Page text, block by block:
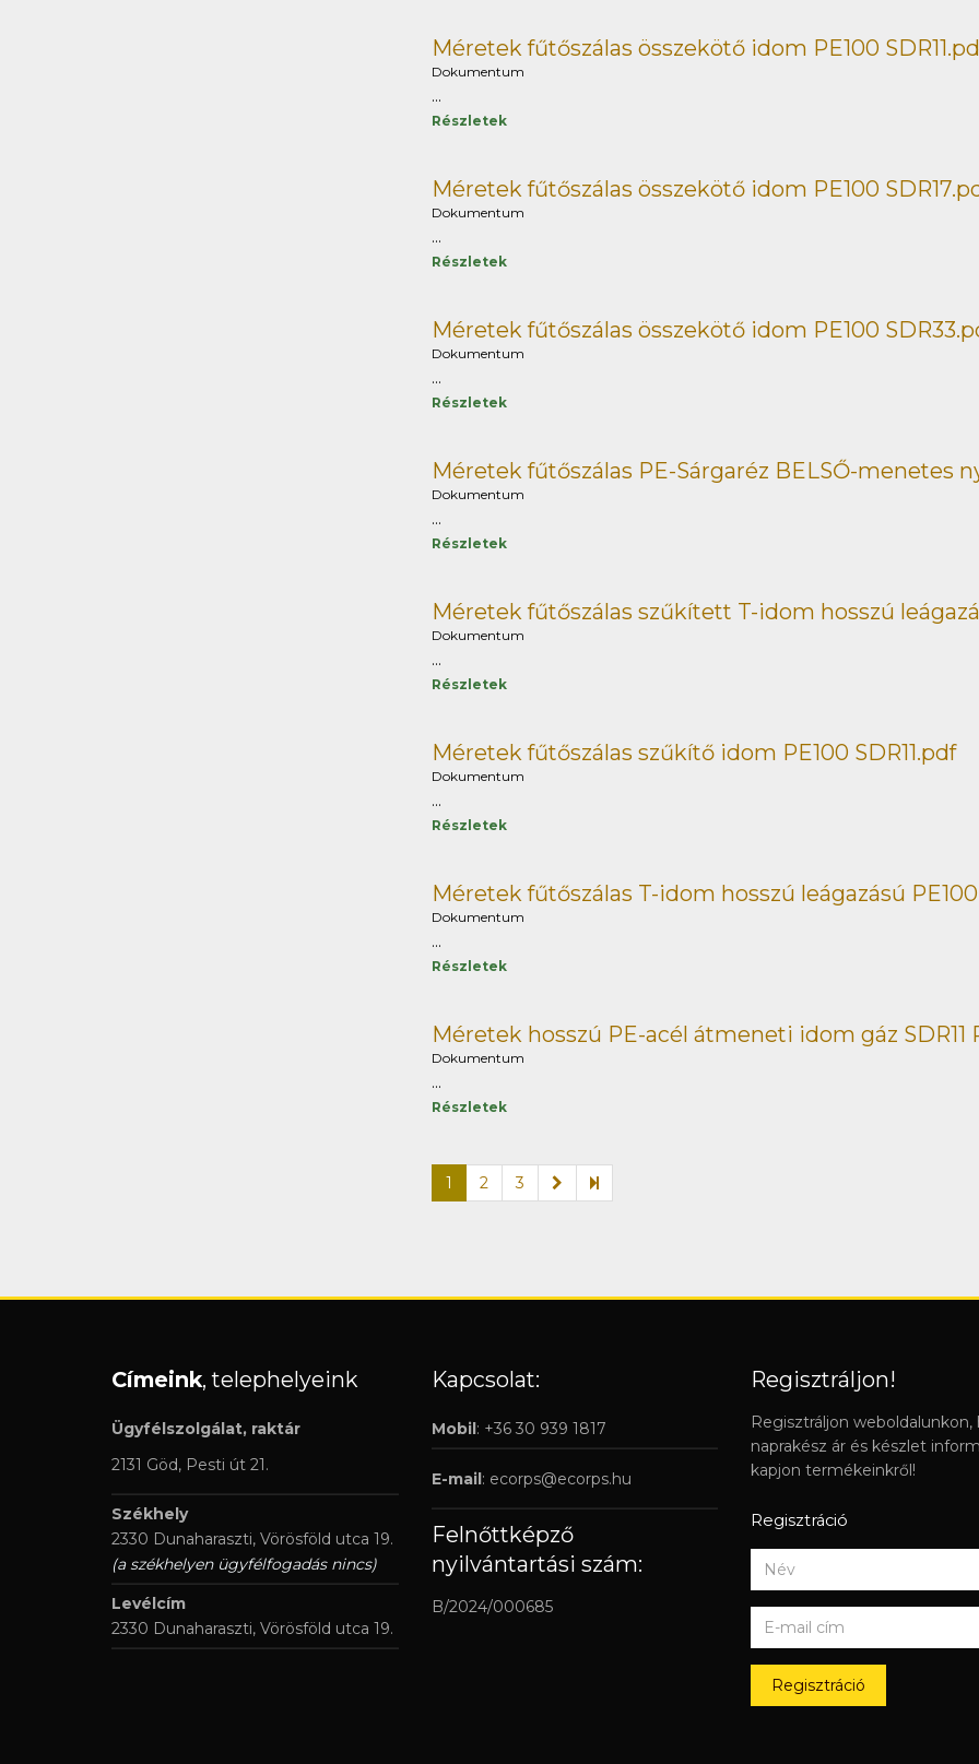
Méretek fűtőszálas összekötő idom PE100
Dokumentum
...
Részletek
Méretek fűtőszálas összekötő idom PE100
Dokumentum
...
Részletek
Méretek fűtőszálas összekötő idom PE100
Dokumentum
...
Részletek
Méretek fűtőszálas PE-Sárgaréz BELSŐ-menetes
Dokumentum
...
Részletek
Méretek fűtőszálas szűkített T-idom hosszú
Dokumentum
...
Részletek
Méretek fűtőszálas szűkítő idom PE100 SDR11.pdf
Dokumentum
...
Részletek
Méretek fűtőszálas T-idom hosszú leágazású PE100
Dokumentum
...
Részletek
Méretek hosszú PE-acél átmeneti idom gáz SDR11
Dokumentum
...
Részletek
1 2 3
Címeink, telephelyeink
Ügyfélszolgálat, raktár
2131 Göd, Pesti út 21.
Székhely
2330 Dunaharaszti, Vörösföld utca 19.
(a székhelyen ügyfélfogadás nincs)
Levélcím
2330 Dunaharaszti, Vörösföld utca 19.
Kapcsolat:
Mobil: +36 30 939 1817
E-mail: ecorps@ecorps.hu
Felnőttképző
nyilvántartási szám:
B/2024/000685
Regisztráljon!
Regisztráljon weboldalunkon,
naprakész ár és készlet
kapjon termékeinkről!
Regisztráció
Regisztráció